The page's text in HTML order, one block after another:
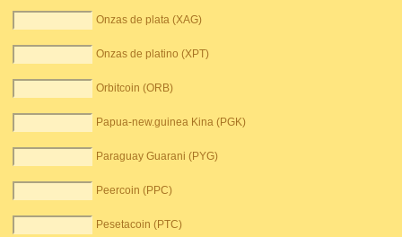
Onzas de plata (XAG)
Onzas de platino (XPT)
Orbitcoin (ORB)
Papua-new.guinea Kina (PGK)
Paraguay Guarani (PYG)
Peercoin (PPC)
Pesetacoin (PTC)